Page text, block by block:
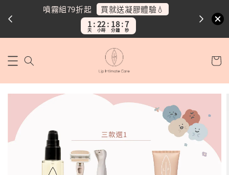
噴霧組79折起
買就送凝膠體驗💧
1
天
22
小時
18
分鐘
5
秒